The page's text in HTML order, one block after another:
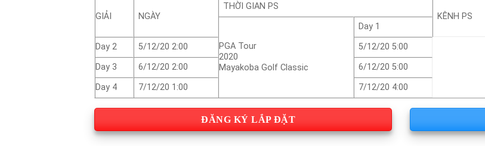
GIẢI NGÀY
THỜI GIAN PS
KÊNH PS
PGA Tour
2020
Mayakoba Golf Classic
Day 1
Day 2 5/12/20 2:00
5/12/20 5:00
Day 3
6/12/20 2:00
6/12/20 5:00
Day 4
7/12/20 1:00 7/12/20 4:00
ĐĂNG KÝ LẮP ĐẶT